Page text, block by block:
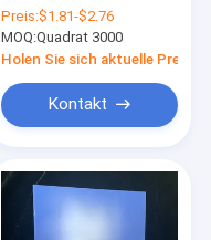
mm Hochauflösende
umweltfreundliche
Offsetdruckplatte
Preis:$1.81-$2.76
MOQ:Quadrat 3000
Holen Sie sich aktuelle Preis
Kontakt